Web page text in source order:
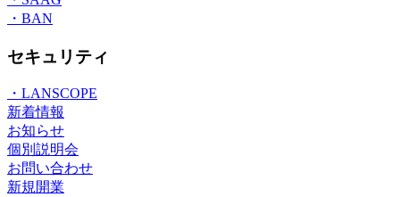
・BAN
セキュリティ
・LANSCOPE
新着情報
お知らせ
個別説明会
お問い合わせ
新規開業